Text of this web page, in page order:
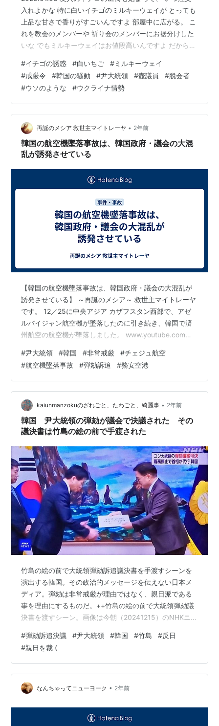
入れよかな 特に白いイチゴのミルキーウェイが とっても
上品な甘さで香りがすごいんですよ 部屋中に広がる。 こ
れを教会のメンバーや 祈り会のメンバーにお裾分けした
いな でもミルキーウェイはお値段高いんですよ だから、
ではお隣の韓国が戒厳令以来物々しいですね😅 尹大統領
の拘束令状執行妨害で警護トップら立件 合同捜査本部 |
聯合ニュース わたしとしては🏺議員が お隣でも減ってく
れるとありがたい。 それは親日であるよりは 多少日本と
の仲が冷えようとも、 おかしな独裁カルトに 世界を征…
#イチゴの誘惑 #白いちご #ミルキーウェイ
#戒厳令 #韓国の騒動 #尹大統領 #壺議員 #脱会者
#ウソのような #ウクライナ情勢
再誕のメシア 救世主マイトレーヤ • 2年前
韓国の航空機墜落事故は、韓国政府・議会の大混
乱が誘発させている
【韓国の航空機墜落事故は、韓国政府・議会の大混乱が
誘発させている】 ～再誕のメシア～ 救世主マイトレーヤ
です。 12／25に中央アジア カザフスタン西部で、アゼ
ルバイジャン航空機が墜落したのに引き続き、韓国で済
州航空の航空機が墜落しました。 www.youtube.com
Cxq7HF （ANNニュース） ーーーーーーーーーーーーー
ーーーー 韓国旅客機事故 済州（チェジュ）航空が謝罪発
表「事故処理に全力」 （12/29(日) 毎日新聞） 韓国南西
部の務安（ムアン）国際空港で29日午前に発生した旅客
機事故で、旅客…
#尹大統領 #韓国 #非常戒厳 #チェジュ航空
#航空機墜落事故 #弾劾訴追 #務安空港
kaiunmanzokuのざれごと、たわごと、綺麗事 • 2年前
韓国 尹大統領の弾劾が議会で決議された その
議決書は竹島の絵の前で手渡された
竹島の絵の前で大統領弾劾訴追議決書を手渡すシーンを
演出する韓国。その政治的メッセージを伝えない日本メ
ディア。弾劾は非常戒厳が理由ではなく、親日派である
事を理由にするものだ。++竹島の絵の前で大統領弾劾議
決書を渡すシーン。画像は今朝（20241215）のNHKニュ
金敏基（キム・ミンギ）国会事務総長に弾劾訴追議決書
を届ける煎元植（ウ・ウォンシク）国会議長 竹島の絵の
前で、尹大統領弾劾訴追議決書を手渡す演出をする韓国
手渡された弾劾訴追議決書
#弾劾訴追決議 #尹大統領 #韓国 #竹島 #反日
#親日を裁く
なんちゃってニューヨーク • 2年前